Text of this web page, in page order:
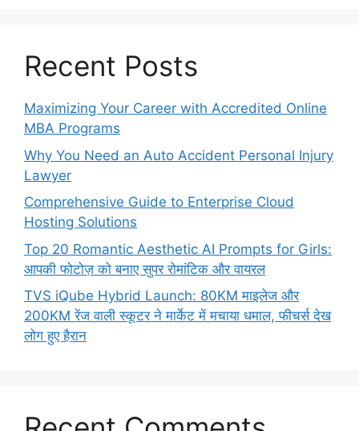
Recent Posts
Maximizing Your Career with Accredited Online
MBA Programs
Why You Need an Auto Accident Personal Injury
Lawyer
Comprehensive Guide to Enterprise Cloud
Hosting Solutions
Top 20 Romantic Aesthetic AI Prompts for Girls:
आपकी फोटोज़ को बनाए सुपर रोमांटिक और वायरल
TVS iQube Hybrid Launch: 80KM माइलेज और
200KM रेंज वाली स्कूटर ने मार्केट में मचाया धमाल, फीचर्स देख
लोग हुए हैरान